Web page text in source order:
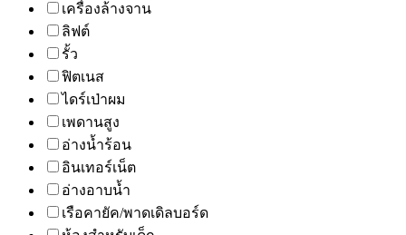
เครื่องล้างจาน
ลิฟต์
รั้ว
ฟิตเนส
ไดร์เป่าผม
เพดานสูง
อ่างน้ำร้อน
อินเทอร์เน็ต
อ่างอาบน้ำ
เรือคายัค/พาดเดิลบอร์ด